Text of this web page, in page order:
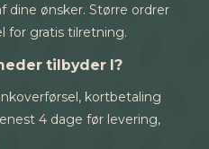
ønsker. Større ordrer
for gratis tilretning.
tilbyder I?
kortbetaling
4 dage før levering,